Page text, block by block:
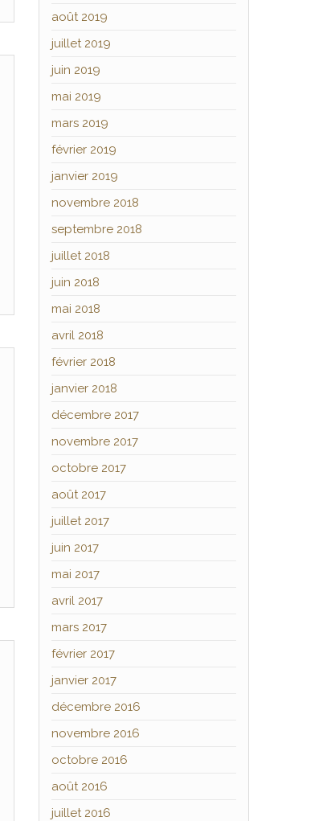
août 2019
juillet 2019
juin 2019
mai 2019
mars 2019
février 2019
janvier 2019
novembre 2018
septembre 2018
juillet 2018
juin 2018
mai 2018
avril 2018
février 2018
janvier 2018
décembre 2017
novembre 2017
octobre 2017
août 2017
juillet 2017
juin 2017
mai 2017
avril 2017
mars 2017
février 2017
janvier 2017
décembre 2016
novembre 2016
octobre 2016
août 2016
juillet 2016